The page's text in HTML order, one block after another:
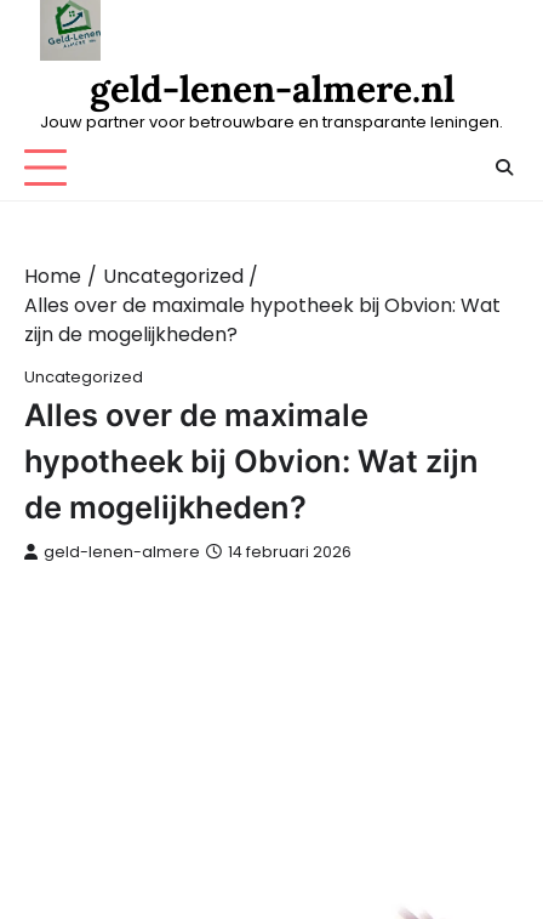
geld-lenen-almere.nl
Jouw partner voor betrouwbare en transparante leningen.
Home
Uncategorized
Alles over de maximale hypotheek bij Obvion: Wat
zijn de mogelijkheden?
Uncategorized
Alles over de maximale
hypotheek bij Obvion: Wat zijn
de mogelijkheden?
geld-lenen-almere 14 februari 2026